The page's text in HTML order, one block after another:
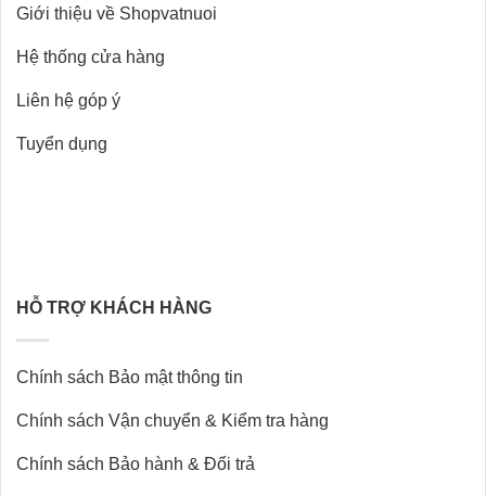
Giới thiệu về Shopvatnuoi
Hệ thống cửa hàng
Liên hệ góp ý
Tuyển dụng
HỖ TRỢ KHÁCH HÀNG
Chính sách Bảo mật thông tin
Chính sách Vận chuyển & Kiểm tra hàng
Chính sách Bảo hành & Đổi trả